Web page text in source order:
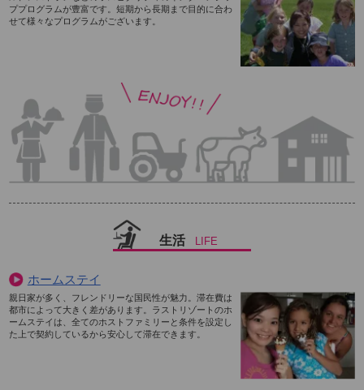
ププログラムが豊富です。短期から長期まで目的に合わ
せて様々なプログラムがございます。
生活 LIFE
ホームステイ
親日家が多く、フレンドリーな国民性が魅力。滞在費は
都市によって大きく差があります。ラストリゾートのホ
ームステイは、全てのホストファミリーと条件を設定し
た上で契約しているから安心して滞在できます。